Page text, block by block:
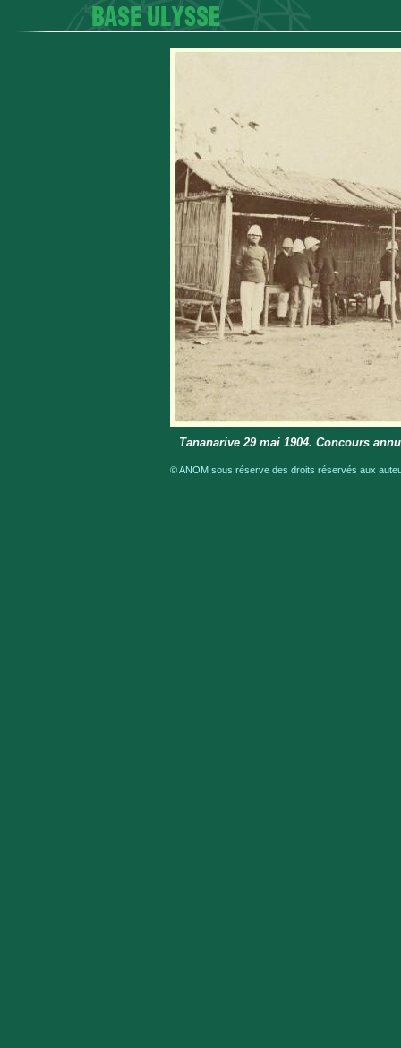
Tananarive 29 mai 1904. Concours
© ANOM sous réserve des droits réservés aux